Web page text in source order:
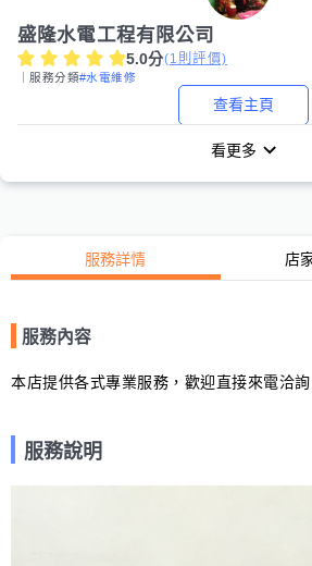
盛隆水電工程有限公司
5.0分(1 則評價)
｜服務分類#水電維修
查看主頁
看更多
服務詳情 店
服務內容
本店提供各式專業服務，歡迎直接來電洽詢
服務說明